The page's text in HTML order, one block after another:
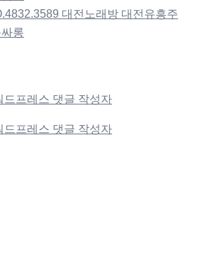
대전노래방 대전유흥주
롱
드프레스 댓글 작성자
드프레스 댓글 작성자